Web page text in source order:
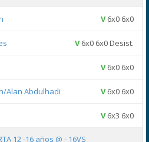
V6x0 6x0
V6x0 6x0 Desist.
V6x0 6x0
Alan Abdulhadi V6x0 6x0
V6x3 6x0
12 -16 años @ - 16VS